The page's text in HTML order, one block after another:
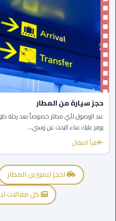
ليموزين
القاهرة
ليموزين
المقطم
ليموزين
المعادي
ليموزين
العاشر
حجز سيارة من المطار
عند الوصول لأي مطار خصوصاً بعد رحلة
يوفر عليك عناء البحث عن وسي...
اقرأ المقال
احجز ليموزين المطار
كل مقالات